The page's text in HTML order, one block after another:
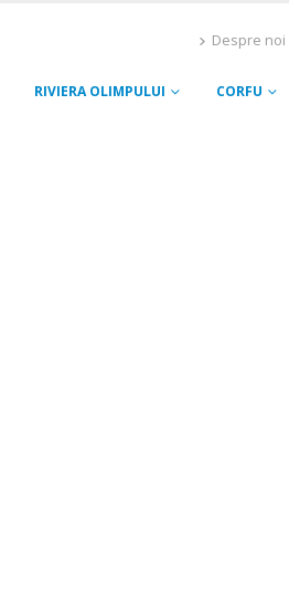
Despre noi
RIVIERA OLIMPULUI CORFU